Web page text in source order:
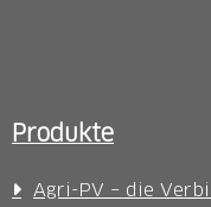
Produkte
Agri-PV – die